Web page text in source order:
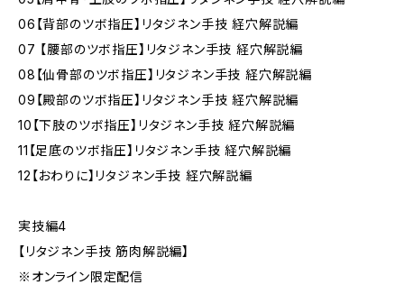
06【背部のツボ指圧】リタジネン手技 経穴解説編
07 【腰部のツボ指圧】リタジネン手技 経穴解説編
08【仙骨部のツボ指圧】リタジネン手技 経穴解説編
09【殿部のツボ指圧】リタジネン手技 経穴解説編
10【下肢のツボ指圧】リタジネン手技 経穴解説編
11【足底のツボ指圧】リタジネン手技 経穴解説編
12【おわりに】リタジネン手技 経穴解説編
実技編4
【リタジネン手技 筋肉解説編】
※オンライン限定配信